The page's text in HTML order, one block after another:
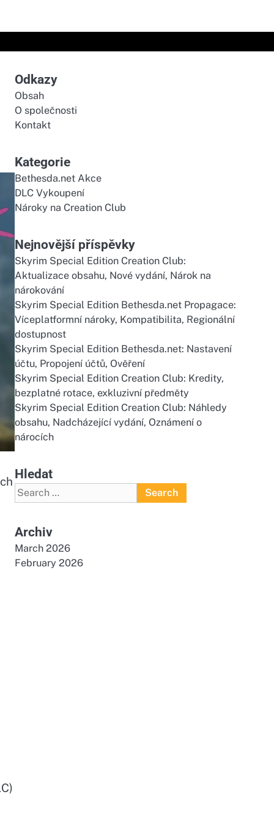
Odkazy
Obsah
O společnosti
Kontakt
Kategorie
Bethesda.net Akce
DLC Vykoupení
Nároky na Creation Club
Nejnovější příspěvky
Skyrim Special Edition Creation Club:
Aktualizace obsahu, Nové vydání, Nárok na
nárokování
Skyrim Special Edition Bethesda.net Propagace:
Víceplatformní nároky, Kompatibilita, Regionální
dostupnost
Skyrim Special Edition Bethesda.net: Nastavení
účtu, Propojení účtů, Ověření
Skyrim Special Edition Creation Club: Kredity,
bezplatné rotace, exkluzivní předměty
Skyrim Special Edition Creation Club: Náhledy
obsahu, Nadcházející vydání, Oznámení o
nárocích
Hledat
Search
for:
Archiv
March 2026
February 2026